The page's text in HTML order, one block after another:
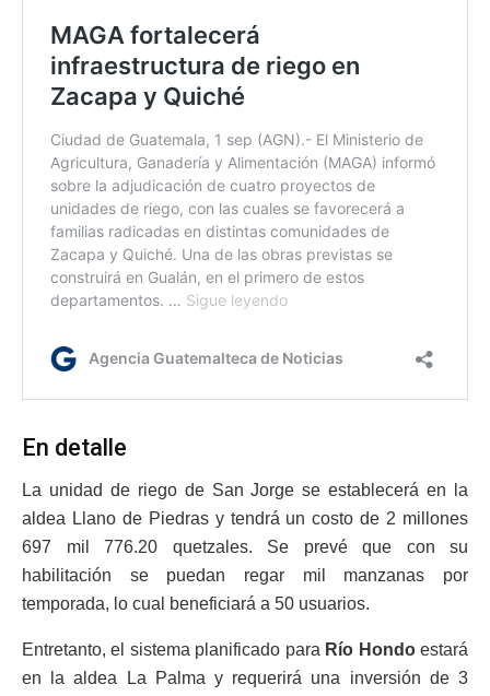
En detalle
La unidad de riego de San Jorge se establecerá en la
aldea Llano de Piedras y tendrá un costo de 2 millones
697 mil 776.20 quetzales. Se prevé que con su
habilitación se puedan regar mil manzanas por
temporada, lo cual beneficiará a 50 usuarios.
Entretanto, el sistema planificado para Río Hondoestará
en la aldea La Palma y requerirá una inversión de 3